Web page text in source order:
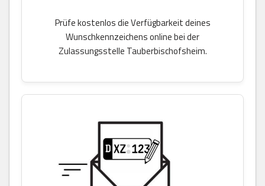
Prüfe kostenlos die Verfügbarkeit deines
Wunschkennzeichens online bei der
Zulassungsstelle Tauberbischofsheim.